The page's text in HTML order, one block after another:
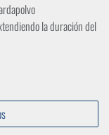
la duración del